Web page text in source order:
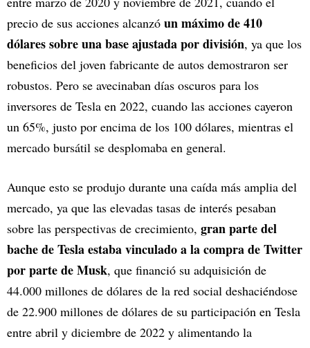
precio de sus acciones alcanzó un máximo de 410
dólares sobre una base ajustada por división, ya que los
beneficios del joven fabricante de autos demostraron ser
robustos. Pero se avecinaban días oscuros para los
inversores de Tesla en 2022, cuando las acciones cayeron
un 65%, justo por encima de los 100 dólares, mientras el
mercado bursátil se desplomaba en general.
Aunque esto se produjo durante una caída más amplia del
mercado, ya que las elevadas tasas de interés pesaban
sobre las perspectivas de crecimiento, gran parte del
bache de Tesla estaba vinculado a la compra de Twitter
por parte de Musk, que financió su adquisición de
44.000 millones de dólares de la red social deshaciéndose
de 22.900 millones de dólares de su participación en Tesla
entre abril y diciembre de 2022 y alimentando la